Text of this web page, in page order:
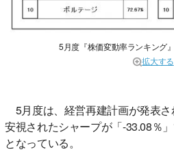
5月度『株価変動率ランキング
拡大する
5月度は、経営再建計画が発表
安視されたシャープが「-33.08％
となっている。